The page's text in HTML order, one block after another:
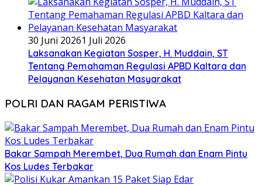
30 Juni 20261 Juli 2026
Laksanakan Kegiatan Sosper, H. Muddain, ST
Tentang Pemahaman Regulasi APBD Kaltara dan
Pelayanan Kesehatan Masyarakat
POLRI DAN RAGAM PERISTIWA
Bakar Sampah Merembet, Dua Rumah dan Enam Pintu
Kos Ludes Terbakar